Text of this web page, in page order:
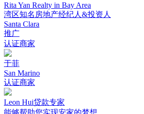
Rita Yan Realty in Bay Area
湾区知名房地产经纪人&投资人
Santa Clara
推广
认证商家
于菲
San Marino
认证商家
Leon Hui贷款专家
能够帮助您实现安家的梦想